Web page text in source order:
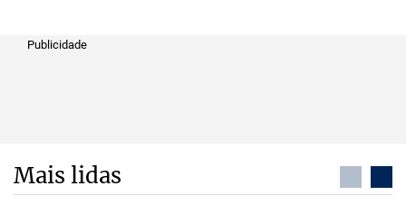
Publicidade
Mais lidas